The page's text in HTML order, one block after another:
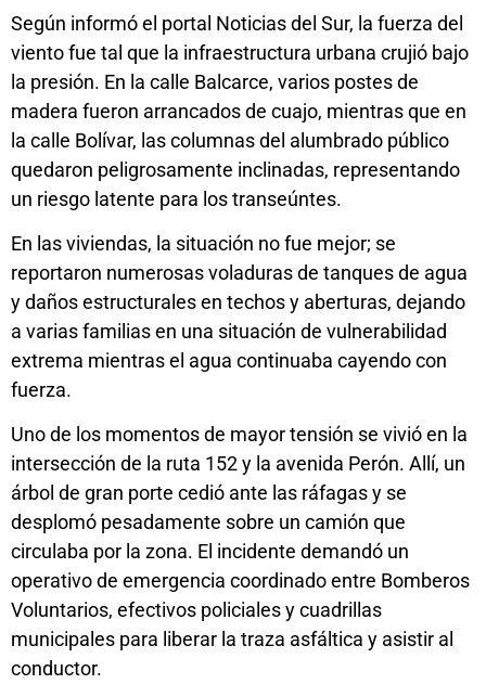
Según informó el portal Noticias del Sur, la fuerza del
viento fue tal que la infraestructura urbana crujió bajo
la presión. En la calle Balcarce, varios postes de
madera fueron arrancados de cuajo, mientras que en
la calle Bolívar, las columnas del alumbrado público
quedaron peligrosamente inclinadas, representando
un riesgo latente para los transeúntes.
En las viviendas, la situación no fue mejor; se
reportaron numerosas voladuras de tanques de agua
y daños estructurales en techos y aberturas, dejando
a varias familias en una situación de vulnerabilidad
extrema mientras el agua continuaba cayendo con
fuerza.
Uno de los momentos de mayor tensión se vivió en la
intersección de la ruta 152 y la avenida Perón. Allí, un
árbol de gran porte cedió ante las ráfagas y se
desplomó pesadamente sobre un camión que
circulaba por la zona. El incidente demandó un
operativo de emergencia coordinado entre Bomberos
Voluntarios, efectivos policiales y cuadrillas
municipales para liberar la traza asfáltica y asistir al
conductor.